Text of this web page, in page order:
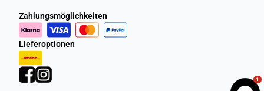
Zahlungsmöglichkeiten
Lieferoptionen
1